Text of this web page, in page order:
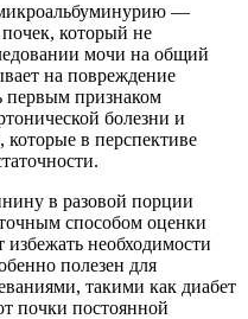
—
который не
мочи на общий
на повреждение
первым признаком
болезни и
которые в перспективе
в разовой порции
способом оценки
избежать необходимости
полезен для
такими как диабет
почки постоянной